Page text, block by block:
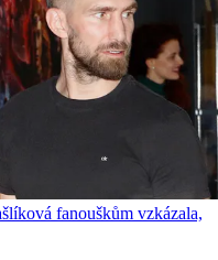
fanouškům vzkázala,